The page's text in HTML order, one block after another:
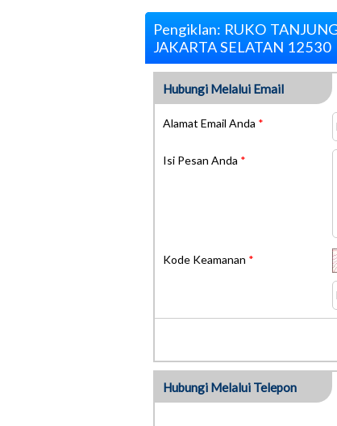
Pengiklan: RUKO
JAKARTA SELATAN 12530
Hubungi Melalui Email
Alamat Email Anda *
Isi Pesan Anda *
Kode Keamanan *
Hubungi Melalui Telepon